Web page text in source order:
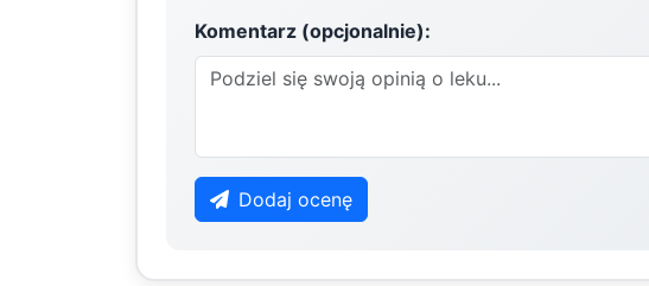
Komentarz (opcjonalnie):
Dodaj ocenę